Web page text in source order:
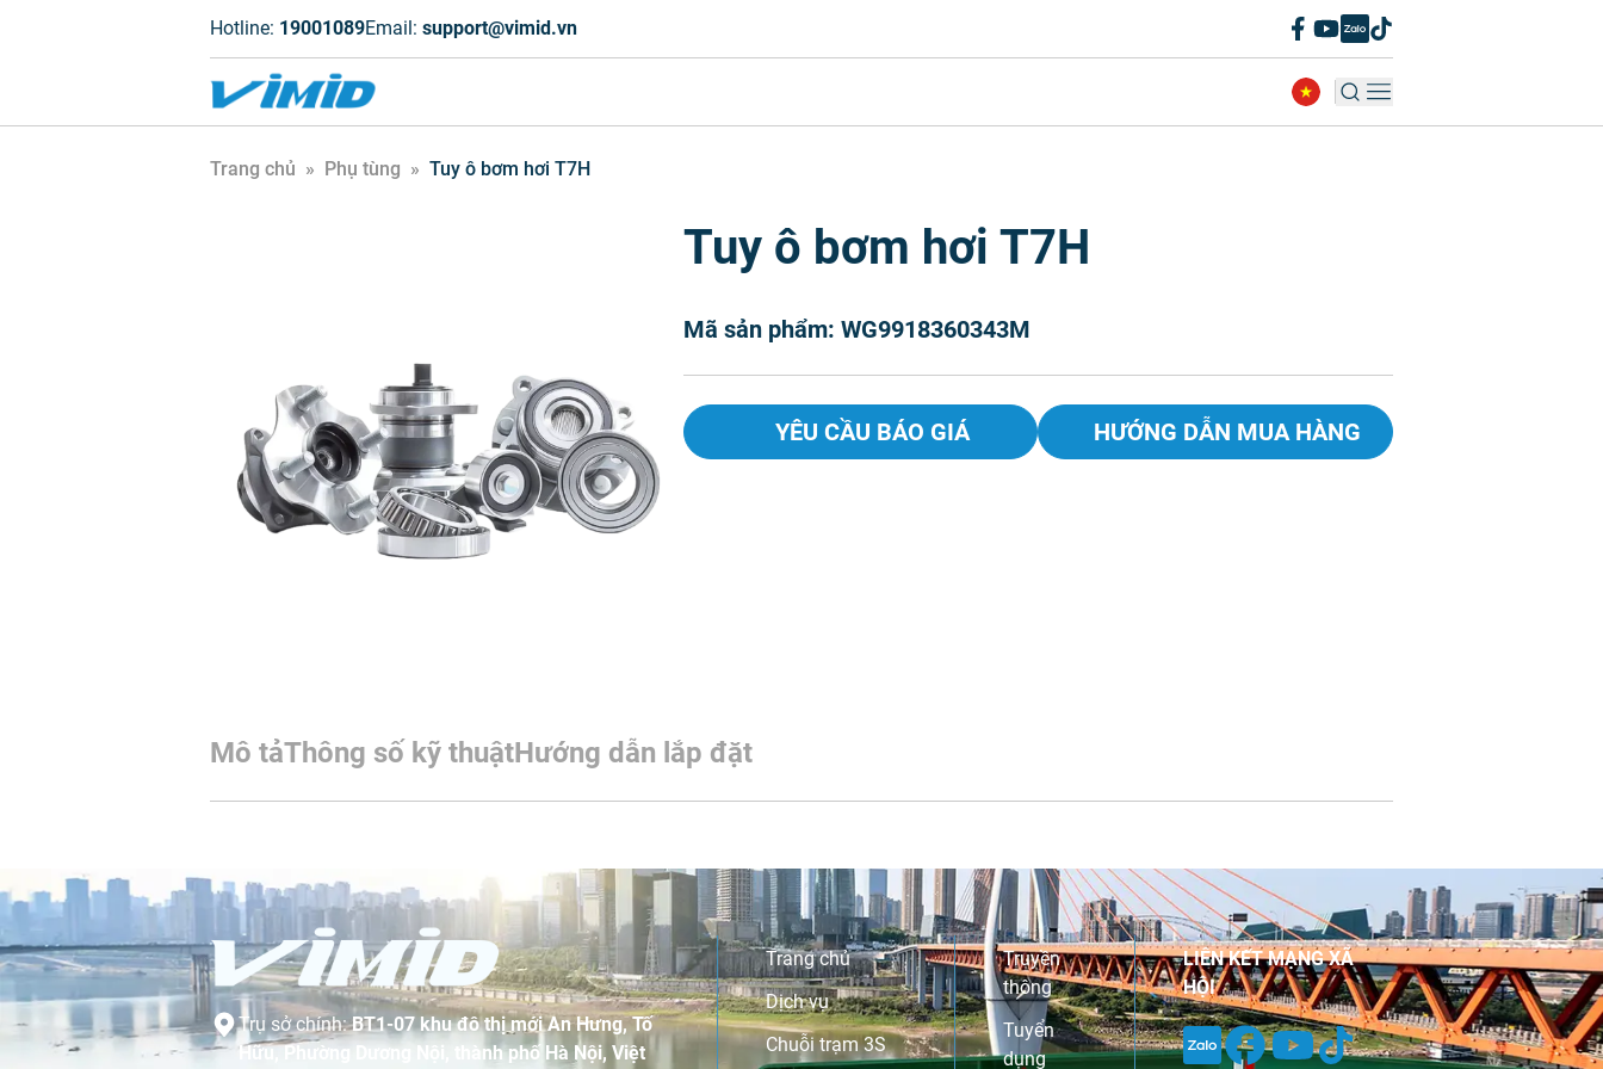
Hotline: 19001089Email: support@vimid.vn
Trang chủ » Phụ tùng » Tuy ô bơm hơi T7H
Tuy ô bơm hơi T7H
Mã sản phẩm: WG9918360343M
YÊU CẦU BÁO GIÁ HƯỚNG DẪN MUA HÀNG
Mô tảThông số kỹ thuậtHướng dẫn lắp đặt
Trụ sở chính:BT1-07 khu đô thị mới An Hưng, Tố
Hữu, Phường Dương Nội, thành phố Hà Nội, Việt
Trang chủ
Dịch vụ
Chuỗi trạm 3S
Truyền
thông
Tuyển
dụng
LIÊN KẾT MẠNG XÃ
HỘI